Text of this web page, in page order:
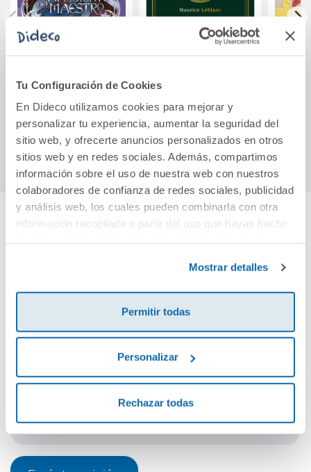
Tu Configuración de Cookies
En Dideco utilizamos cookies para mejorar y
personalizar tu experiencia, aumentar la seguridad del
sitio web, y ofrecerte anuncios personalizados en otros
sitios web y en redes sociales. Además, compartimos
información sobre el uso de nuestra web con nuestros
colaboradores de confianza de redes sociales, publicidad
y análisis web, los cuales pueden combinarla con otra
información recopilada a partir del uso que hayas hecho
Mostrar detalles
Permitir todas
Personalizar
Rechazar todas
Crónicas de la
maldición del
Maestro
15,95€
Comprar
Arsène Lupin. Las
16,50€
Comprar
Cuéntanos tu opinión
¡Sé el primero en valorar este producto!